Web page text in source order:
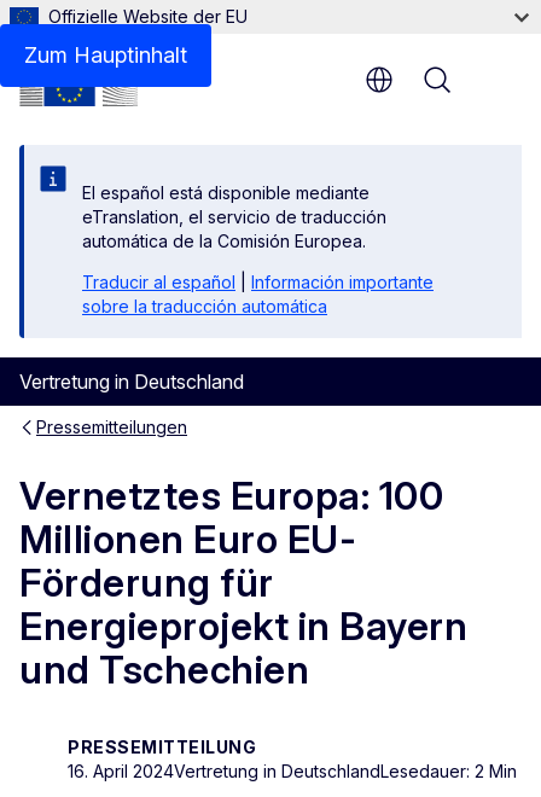
Zum Hauptinhalt
Offizielle Website der EU
El español está disponible mediante
eTranslation, el servicio de traducción
automática de la Comisión Europea.
Traducir al español
Información importante
sobre la traducción automática
Vertretung in Deutschland
Menu
Pressemitteilungen
Vernetztes Europa: 100
Millionen Euro EU-
Förderung für
Energieprojekt in Bayern
und Tschechien
PRESSEMITTEILUNG
16. April 2024Vertretung in DeutschlandLesedauer: 2 Min